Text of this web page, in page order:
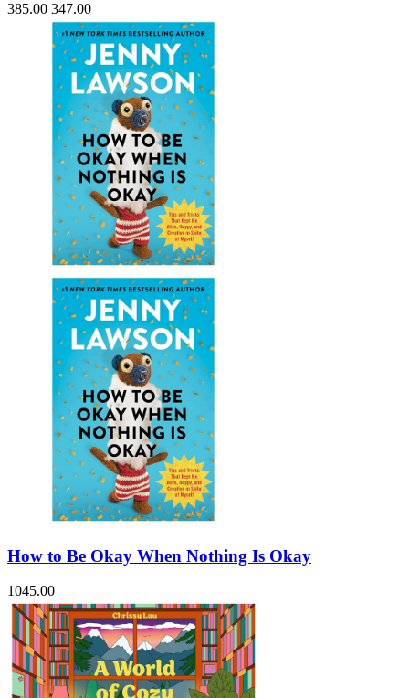
385.00 347.00
How to Be Okay When Nothing Is Okay
1045.00